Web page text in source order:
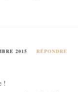
2015 RÉPONDRE
!